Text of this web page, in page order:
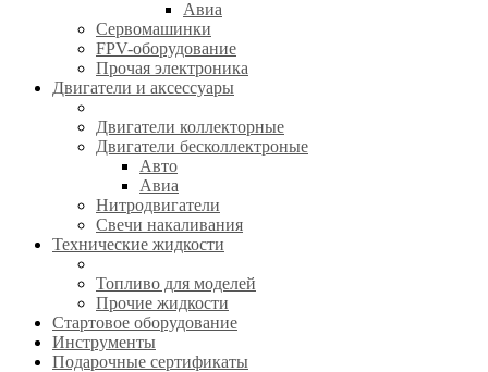
Авиа
Сервомашинки
FPV-оборудование
Прочая электроника
Двигатели и аксессуары
Двигатели коллекторные
Двигатели бесколлектроные
Авто
Авиа
Нитродвигатели
Свечи накаливания
Технические жидкости
Топливо для моделей
Прочие жидкости
Стартовое оборудование
Инструменты
Подарочные сертификаты